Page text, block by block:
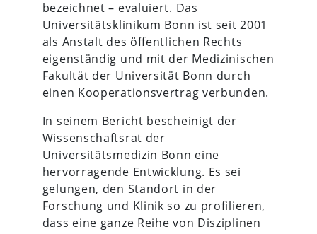
bezeichnet – evaluiert. Das
Universitätsklinikum Bonn ist seit 2001
als Anstalt des öffentlichen Rechts
eigenständig und mit der Medizinischen
Fakultät der Universität Bonn durch
einen Kooperationsvertrag verbunden.
In seinem Bericht bescheinigt der
Wissenschaftsrat der
Universitätsmedizin Bonn eine
hervorragende Entwicklung. Es sei
gelungen, den Standort in der
Forschung und Klinik so zu profilieren,
dass eine ganze Reihe von Disziplinen